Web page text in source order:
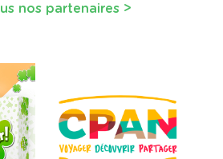
nos partenaires >